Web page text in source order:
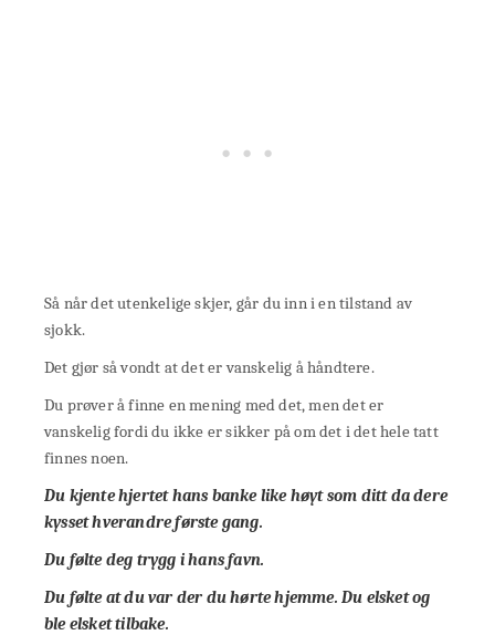
Så når det utenkelige skjer, går du inn i en tilstand av
sjokk.
Det gjør så vondt at det er vanskelig å håndtere.
Du prøver å finne en mening med det, men det er
vanskelig fordi du ikke er sikker på om det i det hele tatt
finnes noen.
Du kjente hjertet hans banke like høyt som ditt da dere
kysset hverandre første gang.
Du følte deg trygg i hans favn.
Du følte at du var der du hørte hjemme. Du elsket og
ble elsket tilbake.